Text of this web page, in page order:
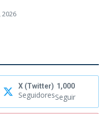
2026
X (Twitter) 1,000
SeguidoresSeguir